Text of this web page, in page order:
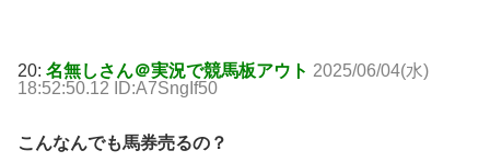
20: 名無しさん＠実況で競馬板アウト 2025/06/04(水)
18:52:50.12 ID:A7SngIf50
こんなんでも馬券売るの？